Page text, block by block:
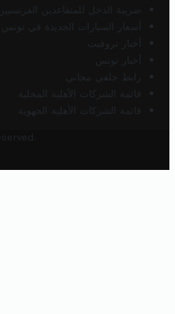
ضريبة الدخل للمتقاعدين
أسعار السيارات الجديدة في تونس
أخبار تروفيت
أخبار تونس
رابط خلفي مجاني
قائمة الشركات الأهلية المحلية
قائمة الشركات الأهلية الجهوية